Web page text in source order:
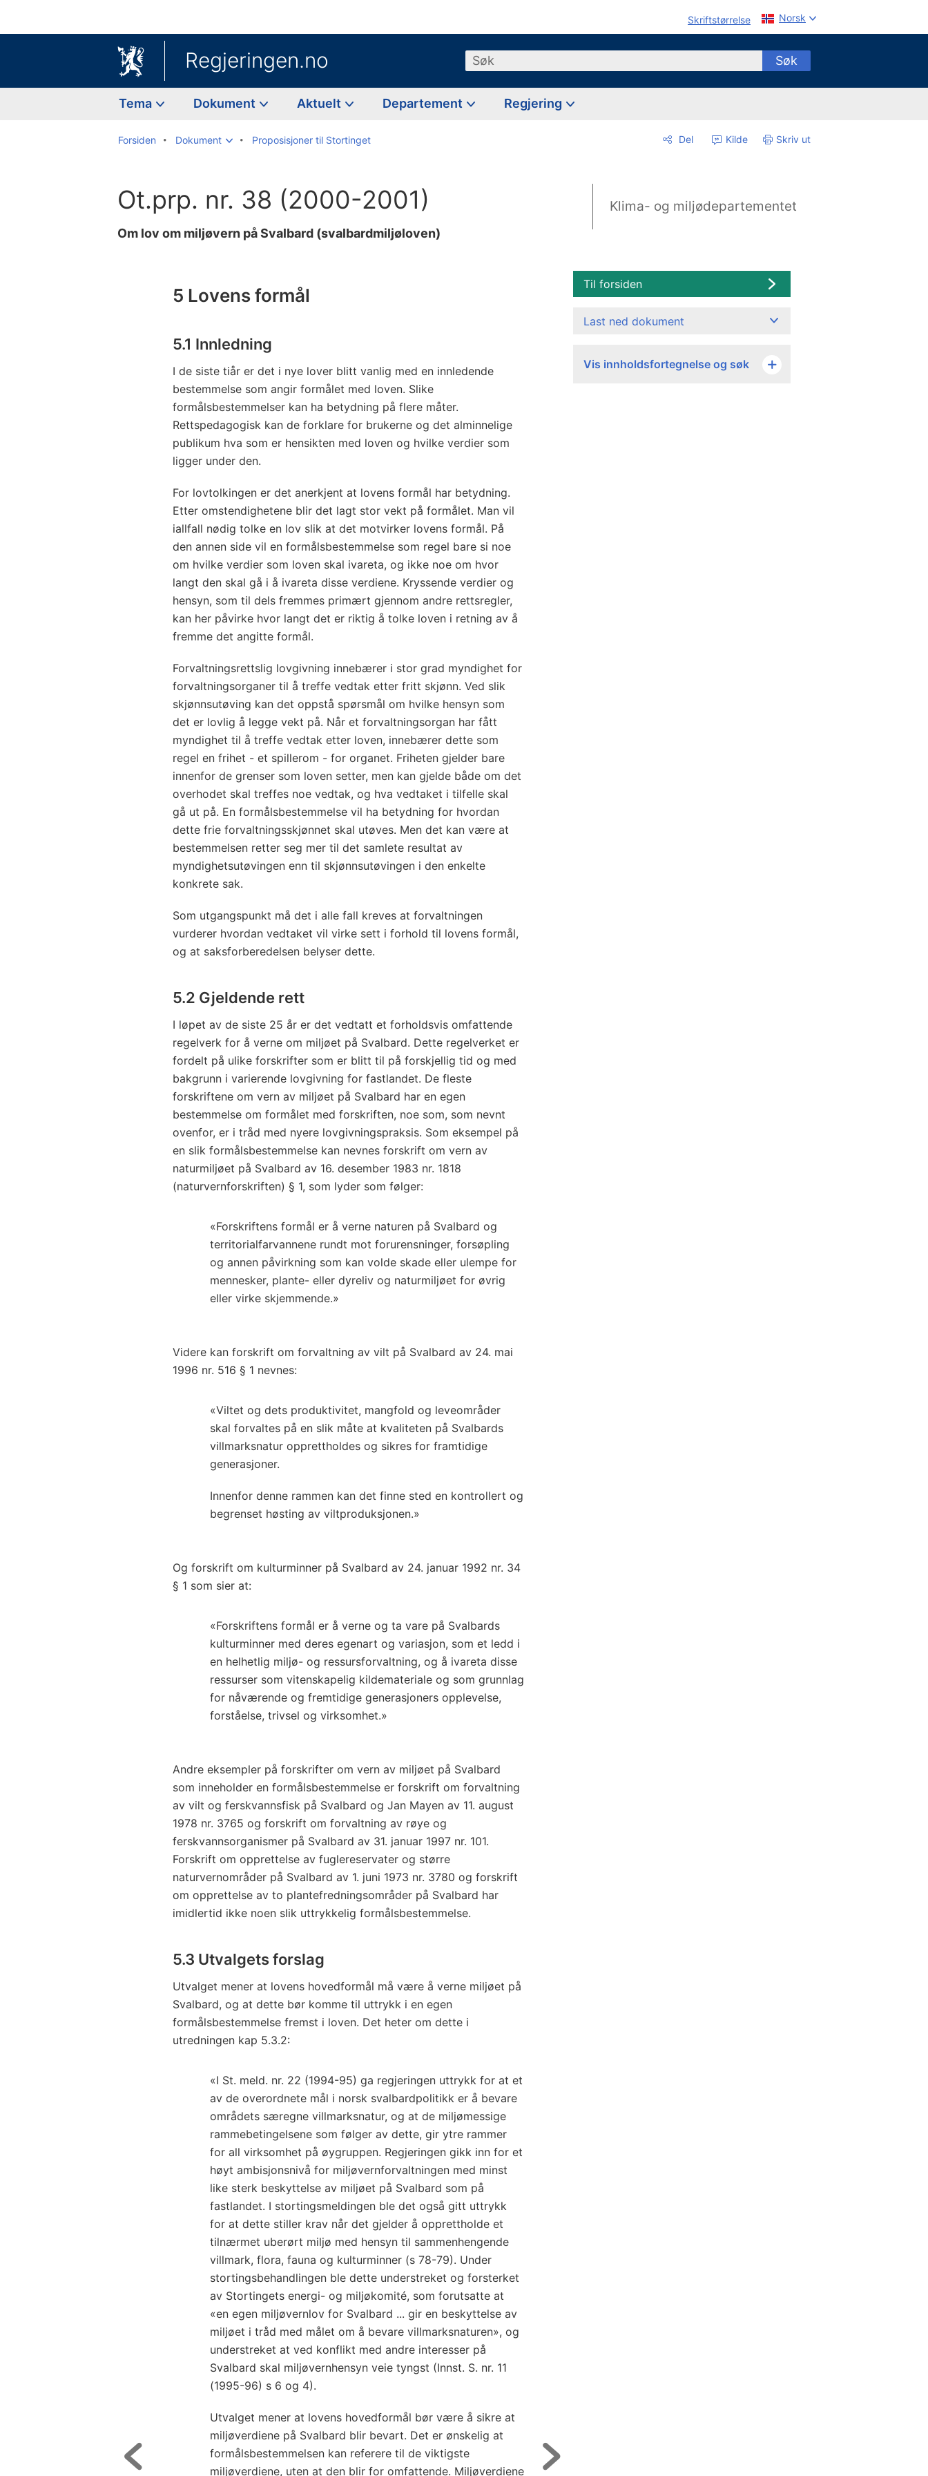
Skriftstørrelse Norsk
Regjeringen.no Søk Søk
Tema Dokument Aktuelt Departement Regjering
Forsiden Dokument Proposisjoner til Stortinget Del Kilde Skriv ut
Ot.prp. nr. 38 (2000-2001)
Om lov om miljøvern på Svalbard (svalbardmiljøloven)
Klima- og miljødepartementet
5 Lovens formål
5.1 Innledning
I de siste tiår er det i nye lover blitt vanlig med en innledende
bestemmelse som angir formålet med loven. Slike
formålsbestemmelser kan ha betydning på flere måter.
Rettspedagogisk kan de forklare for brukerne og det alminnelige
publikum hva som er hensikten med loven og hvilke verdier som
ligger under den.
For lovtolkingen er det anerkjent at lovens formål har betydning.
Etter omstendighetene blir det lagt stor vekt på formålet. Man vil
iallfall nødig tolke en lov slik at det motvirker lovens formål. På
den annen side vil en formålsbestemmelse som regel bare si noe
om hvilke verdier som loven skal ivareta, og ikke noe om hvor
langt den skal gå i å ivareta disse verdiene. Kryssende verdier og
hensyn, som til dels fremmes primært gjennom andre rettsregler,
kan her påvirke hvor langt det er riktig å tolke loven i retning av å
fremme det angitte formål.
Forvaltningsrettslig lovgivning innebærer i stor grad myndighet for
forvaltningsorganer til å treffe vedtak etter fritt skjønn. Ved slik
skjønnsutøving kan det oppstå spørsmål om hvilke hensyn som
det er lovlig å legge vekt på. Når et forvaltningsorgan har fått
myndighet til å treffe vedtak etter loven, innebærer dette som
regel en frihet - et spillerom - for organet. Friheten gjelder bare
innenfor de grenser som loven setter, men kan gjelde både om det
overhodet skal treffes noe vedtak, og hva vedtaket i tilfelle skal
gå ut på. En formålsbestemmelse vil ha betydning for hvordan
dette frie forvaltningsskjønnet skal utøves. Men det kan være at
bestemmelsen retter seg mer til det samlete resultat av
myndighetsutøvingen enn til skjønnsutøvingen i den enkelte
konkrete sak.
Som utgangspunkt må det i alle fall kreves at forvaltningen
vurderer hvordan vedtaket vil virke sett i forhold til lovens formål,
og at saksforberedelsen belyser dette.
5.2 Gjeldende rett
I løpet av de siste 25 år er det vedtatt et forholdsvis omfattende
regelverk for å verne om miljøet på Svalbard. Dette regelverket er
fordelt på ulike forskrifter som er blitt til på forskjellig tid og med
bakgrunn i varierende lovgivning for fastlandet. De fleste
forskriftene om vern av miljøet på Svalbard har en egen
bestemmelse om formålet med forskriften, noe som, som nevnt
ovenfor, er i tråd med nyere lovgivningspraksis. Som eksempel på
en slik formålsbestemmelse kan nevnes forskrift om vern av
naturmiljøet på Svalbard av 16. desember 1983 nr. 1818
(naturvernforskriften) § 1, som lyder som følger:
«Forskriftens formål er å verne naturen på Svalbard og
territorialfarvannene rundt mot forurensninger, forsøpling
og annen påvirkning som kan volde skade eller ulempe for
mennesker, plante- eller dyreliv og naturmiljøet for øvrig
eller virke skjemmende.»
Videre kan forskrift om forvaltning av vilt på Svalbard av 24. mai
1996 nr. 516 § 1 nevnes:
«Viltet og dets produktivitet, mangfold og leveområder
skal forvaltes på en slik måte at kvaliteten på Svalbards
villmarksnatur opprettholdes og sikres for framtidige
generasjoner.
Innenfor denne rammen kan det finne sted en kontrollert og
begrenset høsting av viltproduksjonen.»
Og forskrift om kulturminner på Svalbard av 24. januar 1992 nr. 34
§ 1 som sier at:
«Forskriftens formål er å verne og ta vare på Svalbards
kulturminner med deres egenart og variasjon, som et ledd i
en helhetlig miljø- og ressursforvaltning, og å ivareta disse
ressurser som vitenskapelig kildemateriale og som grunnlag
for nåværende og fremtidige generasjoners opplevelse,
forståelse, trivsel og virksomhet.»
Andre eksempler på forskrifter om vern av miljøet på Svalbard
som inneholder en formålsbestemmelse er forskrift om forvaltning
av vilt og ferskvannsfisk på Svalbard og Jan Mayen av 11. august
1978 nr. 3765 og forskrift om forvaltning av røye og
ferskvannsorganismer på Svalbard av 31. januar 1997 nr. 101.
Forskrift om opprettelse av fuglereservater og større
naturvernområder på Svalbard av 1. juni 1973 nr. 3780 og forskrift
om opprettelse av to plantefredningsområder på Svalbard har
imidlertid ikke noen slik uttrykkelig formålsbestemmelse.
5.3 Utvalgets forslag
Utvalget mener at lovens hovedformål må være å verne miljøet på
Svalbard, og at dette bør komme til uttrykk i en egen
formålsbestemmelse fremst i loven. Det heter om dette i
utredningen kap 5.3.2:
«I St. meld. nr. 22 (1994-95) ga regjeringen uttrykk for at et
av de overordnete mål i norsk svalbardpolitikk er å bevare
områdets særegne villmarksnatur, og at de miljømessige
rammebetingelsene som følger av dette, gir ytre rammer
for all virksomhet på øygruppen. Regjeringen gikk inn for et
høyt ambisjonsnivå for miljøvernforvaltningen med minst
like sterk beskyttelse av miljøet på Svalbard som på
fastlandet. I stortingsmeldingen ble det også gitt uttrykk
for at dette stiller krav når det gjelder å opprettholde et
tilnærmet uberørt miljø med hensyn til sammenhengende
villmark, flora, fauna og kulturminner (s 78-79). Under
stortingsbehandlingen ble dette understreket og forsterket
av Stortingets energi- og miljøkomité, som forutsatte at
«en egen miljøvernlov for Svalbard ... gir en beskyttelse av
miljøet i tråd med målet om å bevare villmarksnaturen», og
understreket at ved konflikt med andre interesser på
Svalbard skal miljøvernhensyn veie tyngst (Innst. S. nr. 11
(1995-96) s 6 og 4).
Utvalget mener at lovens hovedformål bør være å sikre at
miljøverdiene på Svalbard blir bevart. Det er ønskelig at
formålsbestemmelsen kan referere til de viktigste
miljøverdiene, uten at den blir for omfattende. Miljøverdiene
Til forsiden
Last ned dokument
Vis innholdsfortegnelse og søk